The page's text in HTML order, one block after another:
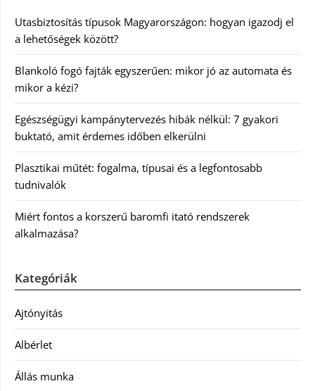
Utasbiztosítás típusok Magyarországon: hogyan igazodj el
a lehetőségek között?
Blankoló fogó fajták egyszerűen: mikor jó az automata és
mikor a kézi?
Egészségügyi kampánytervezés hibák nélkül: 7 gyakori
buktató, amit érdemes időben elkerülni
Plasztikai műtét: fogalma, típusai és a legfontosabb
tudnivalók
Miért fontos a korszerű baromfi itató rendszerek
alkalmazása?
Kategóriák
Ajtónyitás
Albérlet
Állás munka